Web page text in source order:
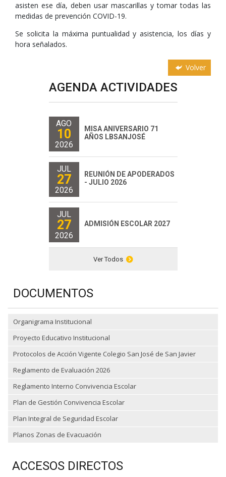
asisten ese día, deben usar mascarillas y tomar todas las
medidas de prevención COVID-19.
Se solicita la máxima puntualidad y asistencia, los días y
hora señalados.
Volver
AGENDA ACTIVIDADES
AGO
10
2026
MISA ANIVERSARIO 71
AÑOS LBSANJOSÉ
JUL
27
2026
REUNIÓN DE APODERADOS
- JULIO 2026
JUL
27
2026
ADMISIÓN ESCOLAR 2027
Ver Todos
DOCUMENTOS
Organigrama Institucional
Proyecto Educativo Institucional
Protocolos de Acción Vigente Colegio San José de San Javier
Reglamento de Evaluación 2026
Reglamento Interno Convivencia Escolar
Plan de Gestión Convivencia Escolar
Plan Integral de Seguridad Escolar
Planos Zonas de Evacuación
ACCESOS DIRECTOS